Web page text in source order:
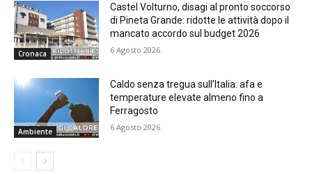
Cronaca
Castel Volturno, disagi al pronto soccorso
di Pineta Grande: ridotte le attività dopo il
mancato accordo sul budget 2026
6 Agosto 2026
Ambiente
Caldo senza tregua sull’Italia: afa e
temperature elevate almeno fino a
Ferragosto
6 Agosto 2026